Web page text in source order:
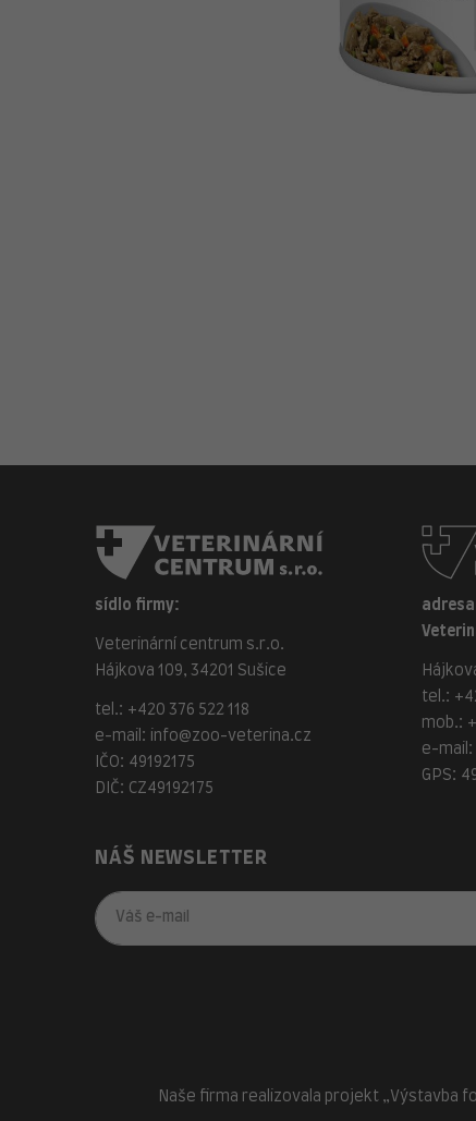
sídlo firmy:
Veterinární centrum s.r.o.
Hájkova 109, 34201 Sušice
tel.: +420 376 522 118
e-mail:
info@zoo-veterina.cz
IČO: 49192175
DIČ: CZ49192175
tel.:
mob.:
e-mail:
GPS:
NÁŠ NEWSLETTER
Naše firma realizovala projekt „Výstavba